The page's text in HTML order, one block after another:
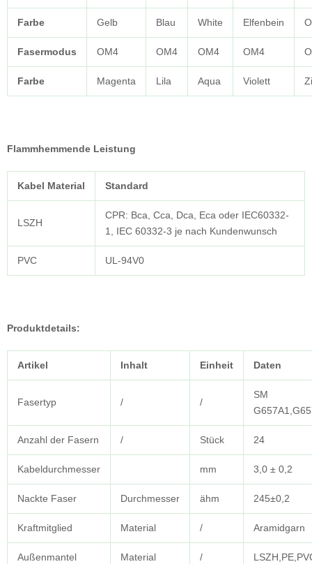
Farbe Gelb Blau White Elfenbein
Fasermodus OM4 OM4 OM4 OM4
Farbe Magenta Lila Aqua Violett
Flammhemmende Leistung
Kabel Material Standard
LSZH
CPR: Bca, Cca, Dca, Eca oder IEC60332-
1, IEC 60332-3 je nach Kundenwunsch
PVC UL-94V0
Produktdetails:
Artikel Inhalt Einheit Daten
Fasertyp / /
SM
Anzahl der Fasern / Stück 24
Kabeldurchmesser mm 3,0 ± 0,2
Nackte Faser Durchmesser ähm 245±0,2
Kraftmitglied Material / Aramidgarn
Außenmantel Material /